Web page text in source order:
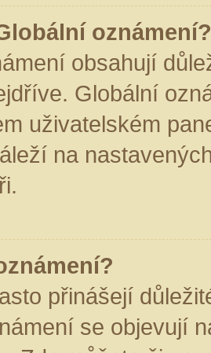
oznámení?
obsahují
Globální
uživatelském
na
přinášejí
se objevují